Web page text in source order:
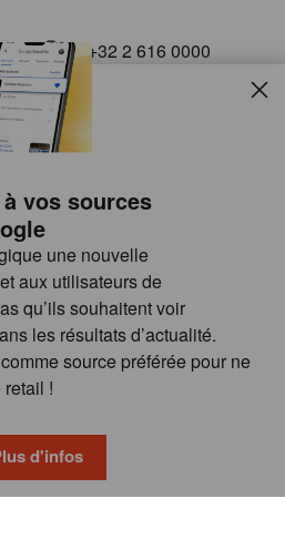
vos sources
une nouvelle
aux utilisateurs de
qu’ils souhaitent voir
les résultats d’actualité.
source préférée pour ne
!
d'infos
+32 2 616 0000
Follow us on
GROUP
FAQ
GÉNÉRALES
& COOKIE POLICY